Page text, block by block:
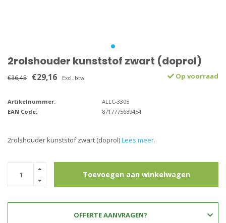
2rolshouder kunststof zwart (doprol)
€36,45 €29,16 Excl. btw Op voorraad
Artikelnummer:
ALLC-3305
EAN Code:
8717775689454
2rolshouder kunststof zwart (doprol)Lees meer..
Toevoegen aan winkelwagen
OFFERTE AANVRAGEN?